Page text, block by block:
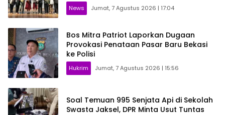
News Jumat, 7 Agustus 2026 | 17:04
Bos Mitra Patriot Laporkan Dugaan
Provokasi Penataan Pasar Baru Bekasi
ke Polisi
Hukrim Jumat, 7 Agustus 2026 | 15:56
Soal Temuan 995 Senjata Api di Sekolah
Swasta Jaksel, DPR Minta Usut Tuntas